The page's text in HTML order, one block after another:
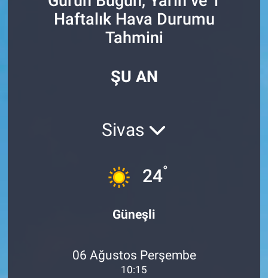
Haftalık Hava Durumu
Tahmini
ŞU AN
Sivas
24°
Güneşli
06 Ağustos Perşembe
10:15